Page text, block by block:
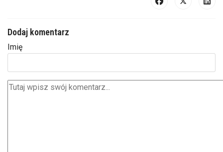
Dodaj komentarz
Imię